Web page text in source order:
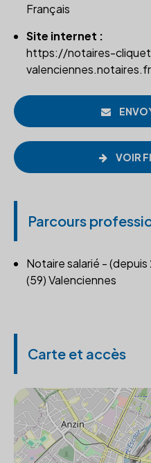
Français
Site internet :
https://notaires-
valenciennes.notaires.fr
VOIR
Parcours
Notaire salarié - (depuis
(59) Valenciennes
Carte et accès